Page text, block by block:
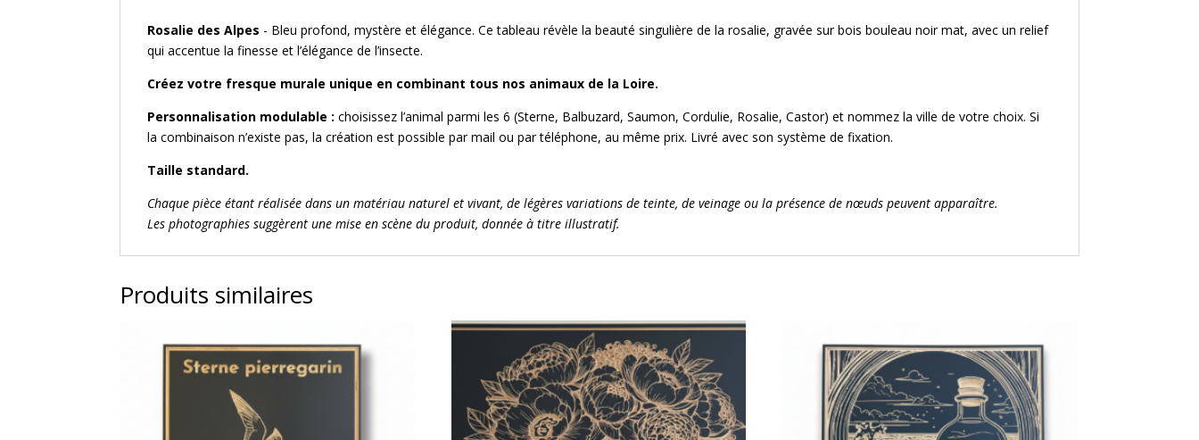
Rosalie des Alpes - Bleu profond, mystère et élégance. Ce tableau révèle la beauté singulière de la rosalie, gravée sur bois bouleau noir mat, avec un relief
qui accentue la finesse et l’élégance de l’insecte.
Créez votre fresque murale unique en combinant tous nos animaux de la Loire.
Personnalisation modulable : choisissez l’animal parmi les 6 (Sterne, Balbuzard, Saumon, Cordulie, Rosalie, Castor) et nommez la ville de votre choix. Si
la combinaison n’existe pas, la création est possible par mail ou par téléphone, au même prix. Livré avec son système de fixation.
Taille standard.
Chaque pièce étant réalisée dans un matériau naturel et vivant, de légères variations de teinte, de veinage ou la présence de nœuds peuvent apparaître.
Les photographies suggèrent une mise en scène du produit, donnée à titre illustratif.
Produits similaires